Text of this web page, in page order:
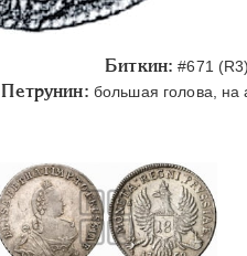
Биткин: #671
Петрунин: большая голова, на